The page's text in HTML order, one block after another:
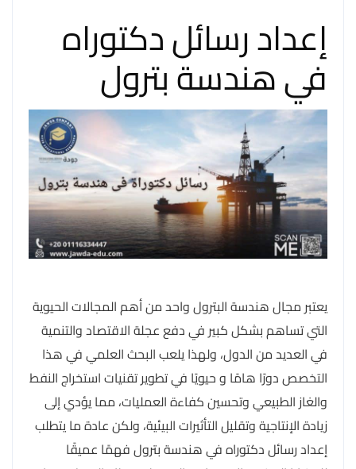
إعداد رسائل دكتوراه
في هندسة بترول
يعتبر مجال هندسة البترول واحد من أهم المجالات الحيوية
التي تساهم بشكل كبير في دفع عجلة الاقتصاد والتنمية
في العديد من الدول، ولهذا يلعب البحث العلمي في هذا
التخصص دورًا هامًا و حيويًا في تطوير تقنيات استخراج النفط
والغاز الطبيعي وتحسين كفاءة العمليات، مما يؤدي إلى
زيادة الإنتاجية وتقليل التأثيرات البيئية، ولكن عادة ما يتطلب
إعداد رسائل دكتوراه في هندسة بترول فهمًا عميقًا